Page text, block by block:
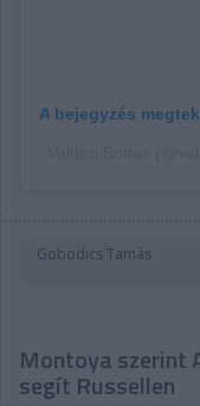
A bejegyzés
Gobodics Tamás
Montoya szerint
segít Russellen